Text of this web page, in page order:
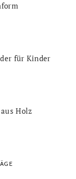
für Kinder
Holz